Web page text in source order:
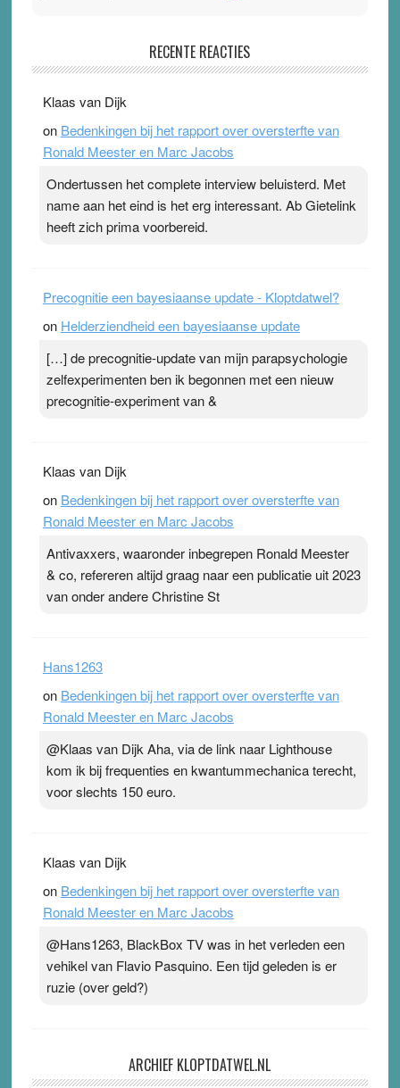
Ward van Beek
topsporters. Ze hopen ermee hun hartslag te verlagen
terwijl ze meer zuurstof opnemen. Daarop heeft zo’n
pleister geen effect. Maar het gevoel ‘makkelijker te
Pleisterplakkers in de topspsort ›[...]
RECENTE REACTIES
Klaas van Dijk
on Bedenkingen bij het rapport over oversterfte van
Ronald Meester en Marc Jacobs
Ondertussen het complete interview beluisterd. Met
name aan het eind is het erg interessant. Ab Gietelink
heeft zich prima voorbereid.
Precognitie een bayesiaanse update - Kloptdatwel?
on Helderziendheid een bayesiaanse update
[…] de precognitie-update van mijn parapsychologie
zelfexperimenten ben ik begonnen met een nieuw
precognitie-experiment van &
Klaas van Dijk
on Bedenkingen bij het rapport over oversterfte van
Ronald Meester en Marc Jacobs
Antivaxxers, waaronder inbegrepen Ronald Meester
& co, refereren altijd graag naar een publicatie uit 2023
van onder andere Christine St
Hans1263
on Bedenkingen bij het rapport over oversterfte van
Ronald Meester en Marc Jacobs
@Klaas van Dijk Aha, via de link naar Lighthouse
kom ik bij frequenties en kwantummechanica terecht,
voor slechts 150 euro.
Klaas van Dijk
on Bedenkingen bij het rapport over oversterfte van
Ronald Meester en Marc Jacobs
@Hans1263, BlackBox TV was in het verleden een
vehikel van Flavio Pasquino. Een tijd geleden is er
ruzie (over geld?)
ARCHIEF KLOPTDATWEL.NL